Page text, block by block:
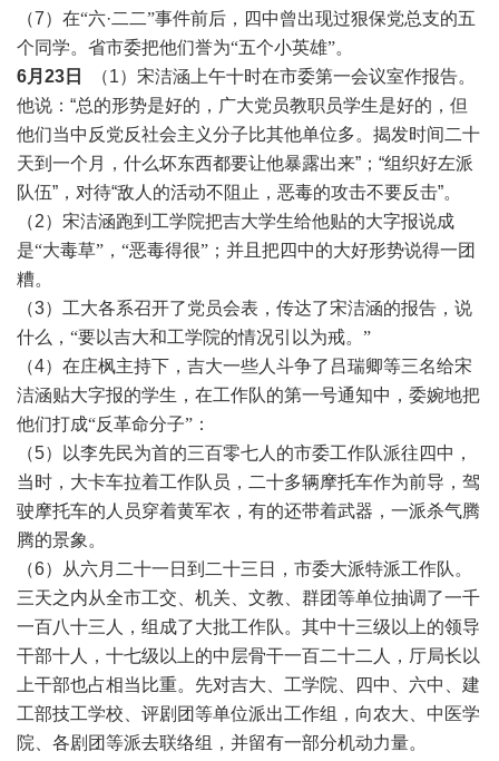
（7） 在“六·二二”事件前后，四中曾出现过狠保党总支的五
个同学。省市委把他们誉为“五个小英雄”。
6月23日
（1）宋洁涵上午十时在市委第一会议室作报告。
他说：“总的形势是好的，广大党员教职员学生是好的，但
他们当中反党反社会主义分子比其他单位多。揭发时间二十
天到一个月，什么坏东西都要让他暴露出来”；“组织好左派
队伍”，对待“敌人的活动不阻止，恶毒的攻击不要反击”。
（2） 宋洁涵跑到工学院把吉大学生给他贴的大字报说成
是“大毒草”，“恶毒得很” ；并且把四中的大好形势说得一团
糟。
（3） 工大各系召开了党员会表，传达了宋洁涵的报告，说
什么， “要以吉大和工学院的情况引以为戒。”
（4） 在庄枫主持下，吉大一些人斗争了吕瑞卿等三名给宋
洁涵贴大字报的学生，在工作队的第一号通知中，委婉地把
他们打成“反革命分子” ：
（5）以李先民为首的三百零七人的市委工作队派往四中，
当时，大卡车拉着工作队员，二十多辆摩托车作为前导，驾
驶摩托车的人员穿着黄军衣，有的还带着武器，一派杀气腾
腾的景象。
（6）从六月二十一日到二十三日，市委大派特派工作队。
三天之内从全市工交、机关、文教、群团等单位抽调了一千
一百八十三人，组成了大批工作队。其中十三级以上的领导
干部十人，十七级以上的中层骨干一百二十二人，厅局长以
上干部也占相当比重。先对吉大、工学院、四中、六中、建
工部技工学校、评剧团等单位派出工作组，向农大、中医学
院、各剧团等派去联络组，并留有一部分机动力量。